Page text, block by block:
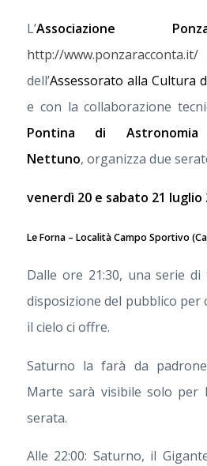
L’Associazione
http://www.ponzaracconta.it/,
dell’Assessorato alla Cultura
e con la collaborazione
Pontina di
Nettuno, organizza due
venerdì 20 e sabato 21 luglio
Le Forna – Località Campo Sportivo
Dalle ore 21:30, una serie
disposizione del pubblico per
il cielo ci offre.
Saturno la farà da
Marte sarà visibile solo per
serata.
Alle 22:00: Saturno, il